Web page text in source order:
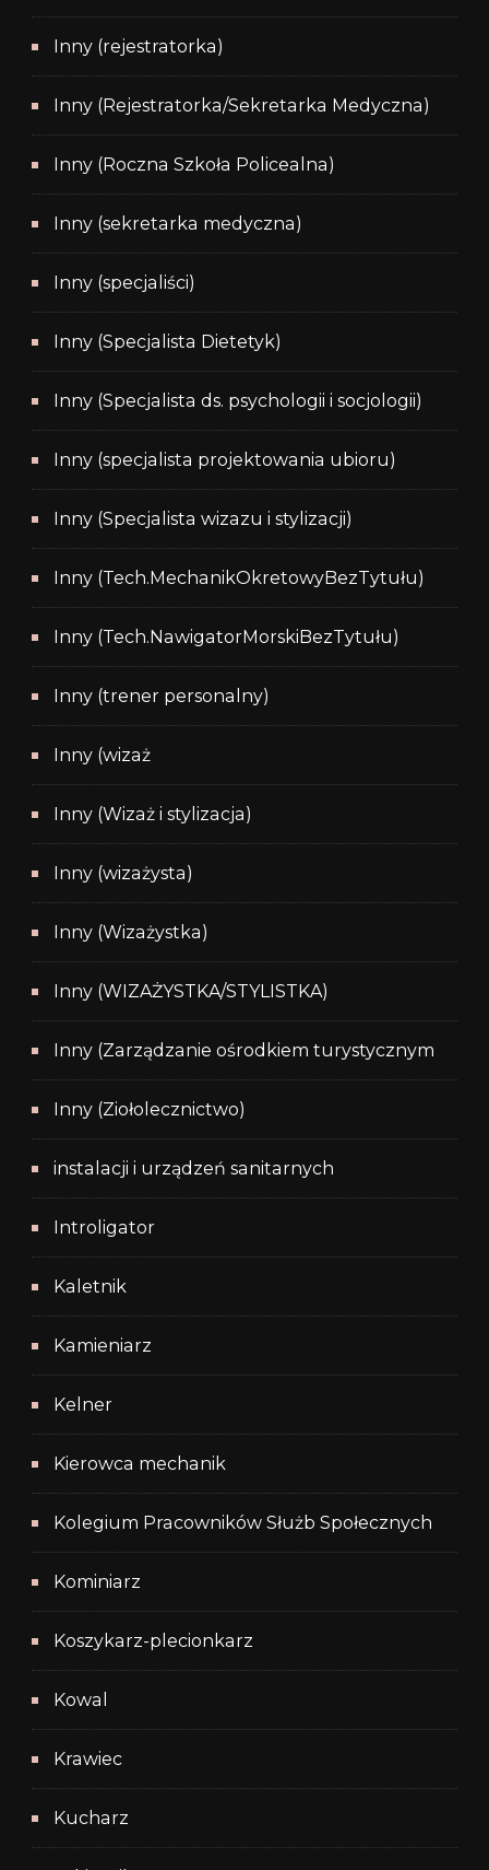
Inny (rejestratorka)
Inny (Rejestratorka/Sekretarka Medyczna)
Inny (Roczna Szkoła Policealna)
Inny (sekretarka medyczna)
Inny (specjaliści)
Inny (Specjalista Dietetyk)
Inny (Specjalista ds. psychologii i socjologii)
Inny (specjalista projektowania ubioru)
Inny (Specjalista wizazu i stylizacji)
Inny (Tech.MechanikOkretowyBezTytułu)
Inny (Tech.NawigatorMorskiBezTytułu)
Inny (trener personalny)
Inny (wizaż
Inny (Wizaż i stylizacja)
Inny (wizażysta)
Inny (Wizażystka)
Inny (WIZAŻYSTKA/STYLISTKA)
Inny (Zarządzanie ośrodkiem turystycznym
Inny (Ziołolecznictwo)
instalacji i urządzeń sanitarnych
Introligator
Kaletnik
Kamieniarz
Kelner
Kierowca mechanik
Kolegium Pracowników Służb Społecznych
Kominiarz
Koszykarz-plecionkarz
Kowal
Krawiec
Kucharz